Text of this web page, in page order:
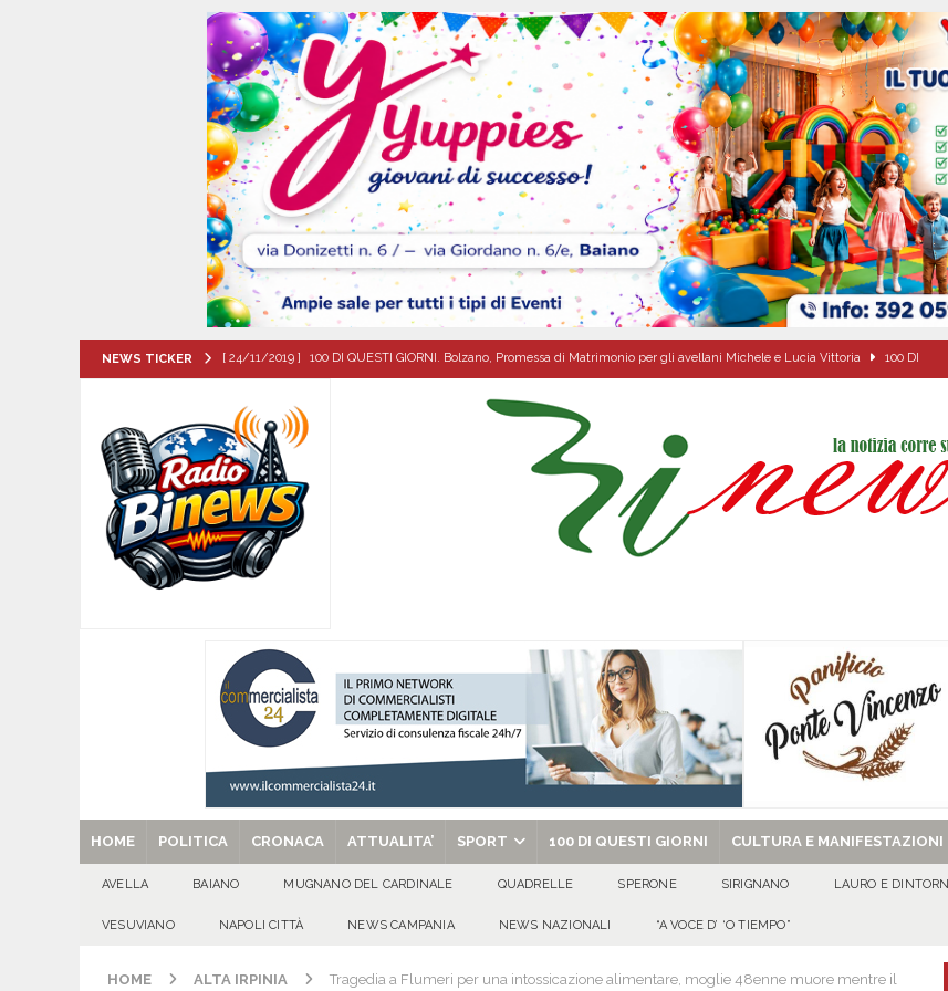
NEWS TICKER [ 24/11/2019 ] 100 DI QUESTI GIORNI. Bolzano, Promessa di Matrimonio per gli avellani Michele e Lucia Vittoria 100 DI
[ 05/08/2026 ] Taurano, il Centro Estivo Comunale si chiude con una serata di emozioni e il primo campeggio nel Convento di
San Giovanni del Palco
[ 05/08/2026 ] Baiano, rieccoti! Il ripescaggio riporta i granata in Promozione ATTUALITA'
[ 05/08/2026 ] Domicella in festa: Zahida Muhammad presta giuramento nella Polizia di Stato
[ 05/08/2026 ]
[ 05/08/2026 ] Usura ed estorsioni aggravate dal metodo mafioso: due persone in carcere dopo l’inchiesta della DDA di Napoli
CRONACA
[ 29/08/2025 ] SANT’Oggi. Venerdì 29 agosto la chiesa celebra il Martirio di san Giovanni Battista e santa Sabina EVIDENZA
HOME POLITICA CRONACA ATTUALITA’ SPORT 100 DI QUESTI GIORNI CULTURA E MANIFESTAZIONI
AVELLA BAIANO MUGNANO DEL CARDINALE QUADRELLE SPERONE SIRIGNANO LAURO E DINTORNI
VESUVIANO NAPOLI CITTÀ NEWS CAMPANIA NEWS NAZIONALI “A VOCE D’ ‘O TIEMPO”
HOME ALTA IRPINIA Tragedia a Flumeri per una intossicazione alimentare, moglie 48enne muore mentre il